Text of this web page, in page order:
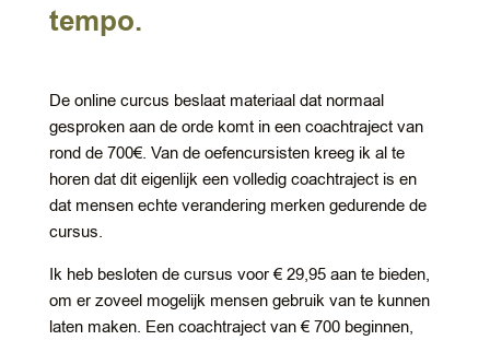
tempo.
De online curcus beslaat materiaal dat normaal
gesproken aan de orde komt in een coachtraject van
rond de 700€. Van de oefencursisten kreeg ik al te
horen dat dit eigenlijk een volledig coachtraject is en
dat mensen echte verandering merken gedurende de
cursus.
Ik heb besloten de cursus voor € 29,95 aan te bieden,
om er zoveel mogelijk mensen gebruik van te kunnen
laten maken. Een coachtraject van € 700 beginnen,